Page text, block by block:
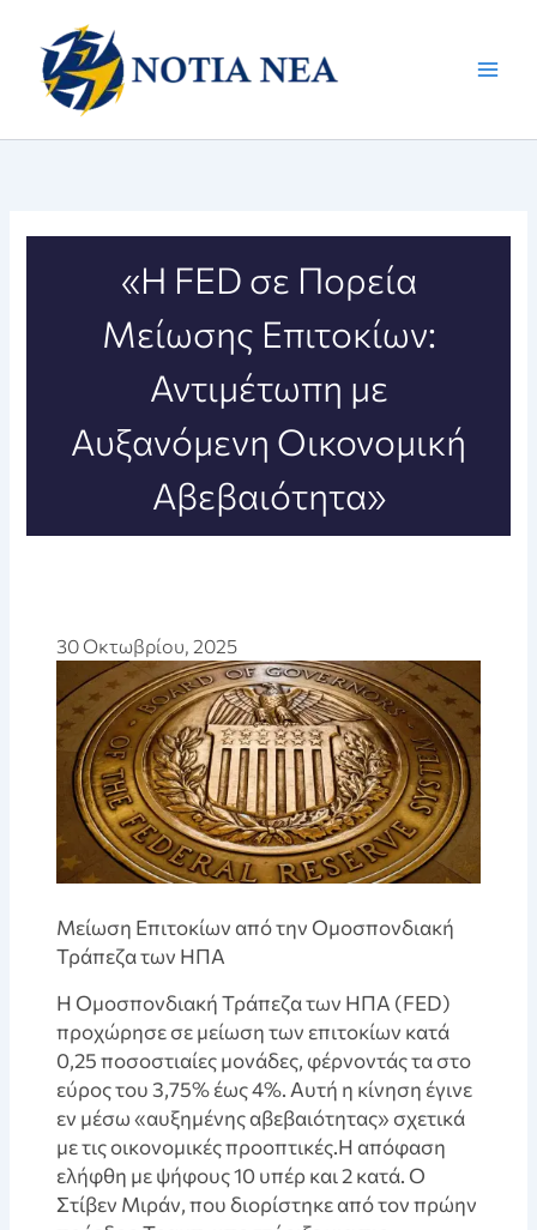
περιεχόμενο
«Η FED σε Πορεία
Μείωσης Επιτοκίων:
Αντιμέτωπη με
Αυξανόμενη Οικονομική
Αβεβαιότητα»
30 Οκτωβρίου, 2025
Μείωση Επιτοκίων από την Ομοσπονδιακή
Τράπεζα των ΗΠΑ
Η Ομοσπονδιακή Τράπεζα των ΗΠΑ (FED)
προχώρησε σε μείωση των επιτοκίων κατά
0,25 ποσοστιαίες μονάδες, φέρνοντάς τα στο
εύρος του 3,75% έως 4%. Αυτή η κίνηση έγινε
εν μέσω «αυξημένης αβεβαιότητας» σχετικά
με τις οικονομικές προοπτικές.Η απόφαση
ελήφθη με ψήφους 10 υπέρ και 2 κατά. Ο
Στίβεν Μιράν, που διορίστηκε από τον πρώην